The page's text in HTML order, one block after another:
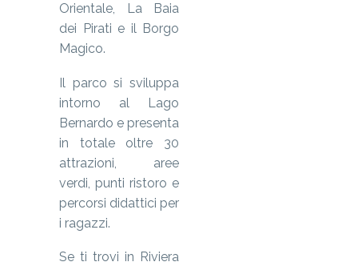
Orientale, La Baia
dei Pirati e il Borgo
Magico.
Il parco si sviluppa
intorno al Lago
Bernardo e presenta
in totale oltre 30
attrazioni, aree
verdi, punti ristoro e
percorsi didattici per
i ragazzi.
Se ti trovi in Riviera